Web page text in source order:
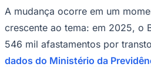
São Paulo
A mudança ocorre em um
crescente ao tema: em 2025, o
546 mil afastamentos por
dados do Ministério da